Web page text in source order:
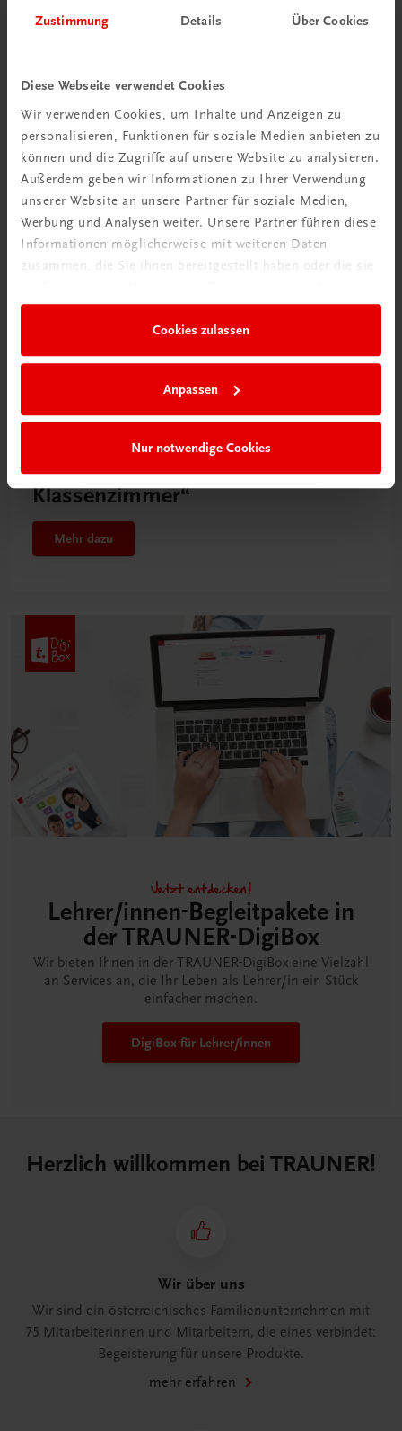
Zustimmung Details Über Cookies
Diese Webseite verwendet Cookies
Wir verwenden Cookies, um Inhalte und Anzeigen zu
personalisieren, Funktionen für soziale Medien anbieten zu
können und die Zugriffe auf unsere Website zu analysieren.
Außerdem geben wir Informationen zu Ihrer Verwendung
unserer Website an unsere Partner für soziale Medien,
Werbung und Analysen weiter. Unsere Partner führen diese
Informationen möglicherweise mit weiteren Daten
zusammen, die Sie ihnen bereitgestellt haben oder die sie
Cookies zulassen
Anpassen
Nur notwendige Cookies
Schon entdeckt?
Ratgeber Schulpraxis
Mehr dazu
Neu in der DigiBox
Das „Digitale
Klassenzimmer“
Mehr dazu
Jetzt entdecken!
Lehrer/innen-Begleitpakete in
der TRAUNER-DigiBox
Wir bieten Ihnen in der TRAUNER-DigiBox eine Vielzahl
an Services an, die Ihr Leben als Lehrer/in ein Stück
einfacher machen.
DigiBox für Lehrer/innen
Herzlich willkommen bei TRAUNER!
Wir über uns
Wir sind ein österreichisches Familienunternehmen mit
75 Mitarbeiterinnen und Mitarbeitern, die eines verbindet:
Begeisterung für unsere Produkte.
mehr erfahren